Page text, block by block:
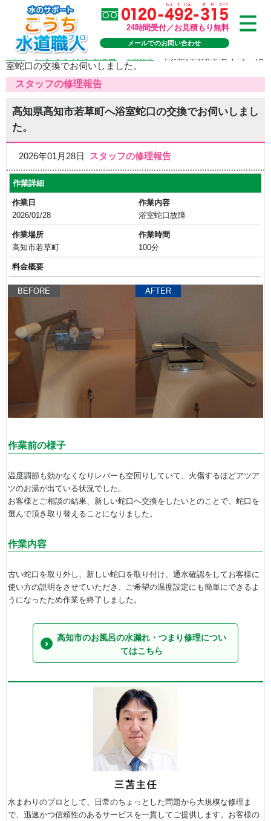
24時間受付／お見積もり無料
メールでのお問い合わせ
TOP>スタッフの修理報告
室蛇口の交換でお伺いしました。
スタッフの修理報告
高知県高知市若草町へ浴室蛇口の交換でお伺いしまし
た。
2026年01月28日 スタッフの修理報告
作業詳細
作業日
2026/01/28
作業内容
浴室蛇口故障
作業場所
高知市若草町
作業時間
100分
料金概要
BEFORE AFTER
作業前の様子
温度調節も効かなくなりレバーも空回りしていて、火傷するほどアツア
ツのお湯が出ている状況でした。
お客様とご相談の結果、新しい蛇口へ交換をしたいとのことで、蛇口を
選んで頂き取り替えることになりました。
作業内容
古い蛇口を取り外し、新しい蛇口を取り付け、通水確認をしてお客様に
使い方の説明をさせていただき、ご希望の温度設定にも簡単にできるよ
うになったため作業を終了しました。
高知市のお風呂の水漏れ・つまり修理につい
てはこちら
水まわりのプロとして、日常のちょっとした問題から大規模な修理ま
で、迅速かつ信頼性のあるサービスを一貫してご提供します。お客様の